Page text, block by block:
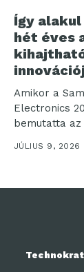
Így alakul
hét éves
Amikor a
Electronics
bemutatta
Galaxy
csupán...
JÚLIUS 9, 2026